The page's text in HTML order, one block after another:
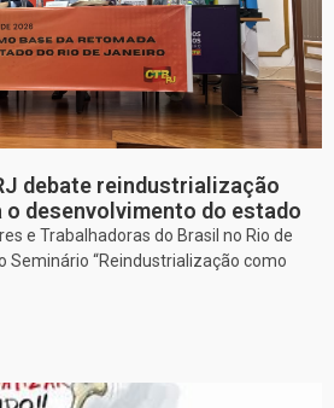
debate reindustrialização
o desenvolvimento do estado
e Trabalhadoras do Brasil no Rio de
Seminário “Reindustrialização como